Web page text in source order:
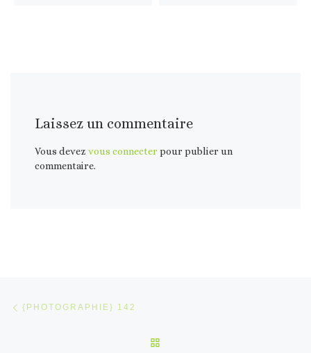
Laissez un commentaire
Vous devezvous connecter pour publier un
commentaire.
Parcourir les articles
{PHOTOGRAPHIE} 142